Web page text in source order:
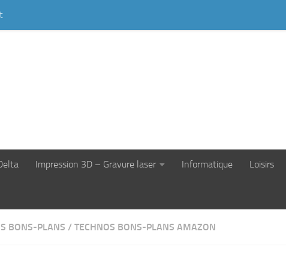
Impression 3D – Gravure laser Informatique Loisirs
BONS-PLANS / TECHNOS BONS-PLANS AMAZON